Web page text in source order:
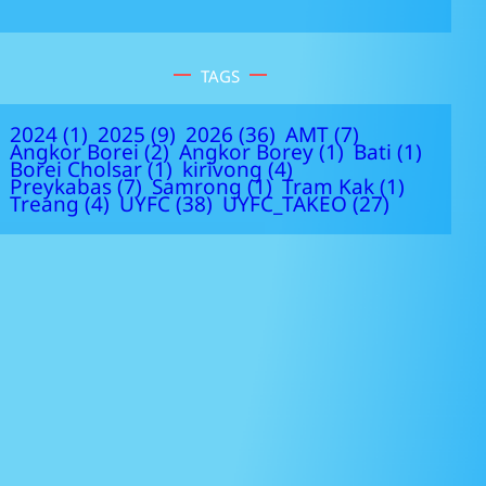
TAGS
2024 (1) 2025 (9) 2026 (36) AMT (7)
Angkor Borei (2) Angkor Borey (1) Bati (1)
Borei Cholsar (1) kirivong (4)
Preykabas (7) Samrong (1) Tram Kak (1)
Treang (4) UYFC (38) UYFC_TAKEO (27)